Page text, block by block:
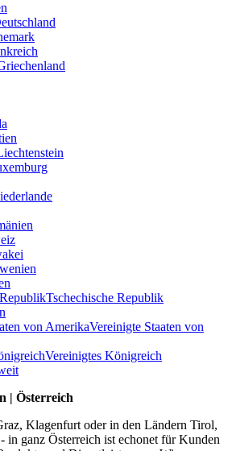
Tschechische Republik
Vereinigte Staaten von
Vereinigtes Königreich
| Österreich
Klagenfurt oder in den Ländern Tirol,
in ganz Österreich ist echonet für Kunden